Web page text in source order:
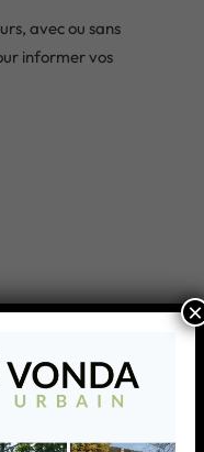
avec ou sans
informer vos
×